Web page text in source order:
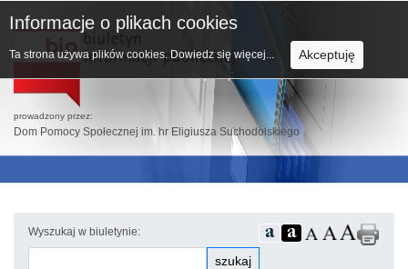
prowadzony przez:
Dom Pomocy Społecznej im. hr Eligiusza Suchodolskiego
Wyszukaj w biuletynie:
szukaj
Informacje o plikach cookies
Ta strona używa plików cookies. Dowiedz się więcej... Akceptuję